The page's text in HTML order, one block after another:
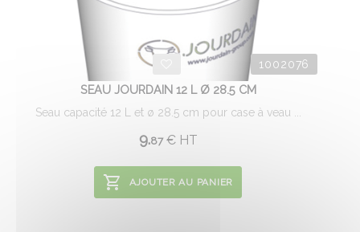
1002076
SEAU JOURDAIN 12 L Ø 28.5 CM
Seau capacité 12 L et ø 28.5 cm pour case à veau ...
9.87 €HT
AJOUTER AU PANIER